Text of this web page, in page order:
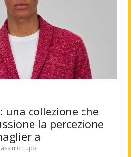
una collezione che
la percezione
Lupo